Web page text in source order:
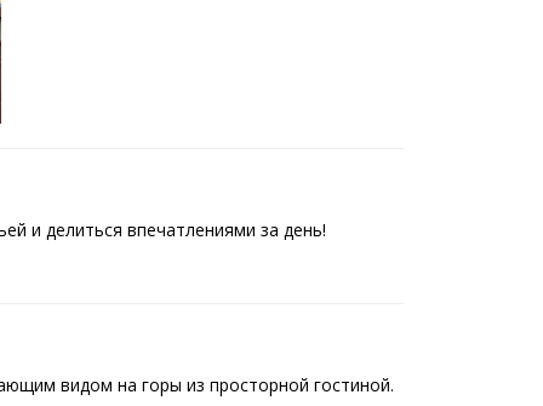
и делиться впечатлениями за день!
видом на горы из просторной гостиной.